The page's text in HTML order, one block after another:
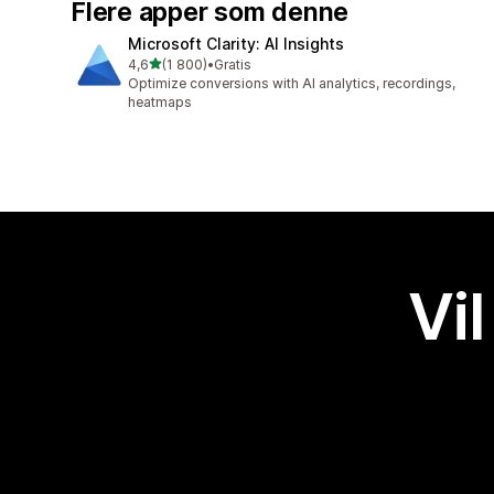
Flere apper som denne
Microsoft Clarity: AI Insights
4,6av 5 stjerner
(1 800)
Totalt 1800 omtaler
•Gratis
Optimize conversions with AI analytics, recordings,
heatmaps